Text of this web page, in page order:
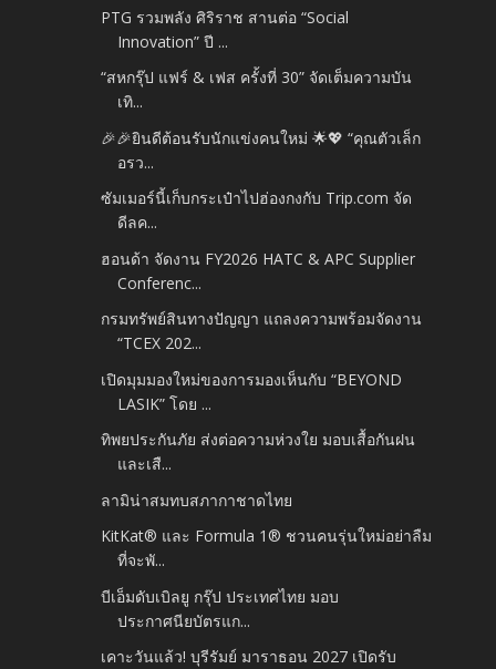
PTG รวมพลัง ศิริราช สานต่อ “Social
Innovation” ปี ...
“สหกรุ๊ป แฟร์ & เฟส ครั้งที่ 30” จัดเต็มความบัน
เทิ...
🎉🎉ยินดีต้อนรับนักแข่งคนใหม่ 🌟💖 “คุณตัวเล็ก
อรว...
ซัมเมอร์นี้เก็บกระเป๋าไปฮ่องกงกับ Trip.com จัด
ดีลค...
ฮอนด้า จัดงาน FY2026 HATC & APC Supplier
Conferenc...
กรมทรัพย์สินทางปัญญา แถลงความพร้อมจัดงาน
“TCEX 202...
เปิดมุมมองใหม่ของการมองเห็นกับ “BEYOND
LASIK” โดย ...
ทิพยประกันภัย ส่งต่อความห่วงใย มอบเสื้อกันฝน
และเสื...
ลามิน่าสมทบสภากาชาดไทย
KitKat® และ Formula 1® ชวนคนรุ่นใหม่อย่าลืม
ที่จะพั...
บีเอ็มดับเบิลยู กรุ๊ป ประเทศไทย มอบ
ประกาศนียบัตรแก...
เคาะวันแล้ว! บุรีรัมย์ มาราธอน 2027 เปิดรับ